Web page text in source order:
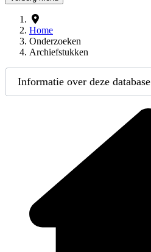
Home
Onderzoeken
Archiefstukken
Informatie over deze database